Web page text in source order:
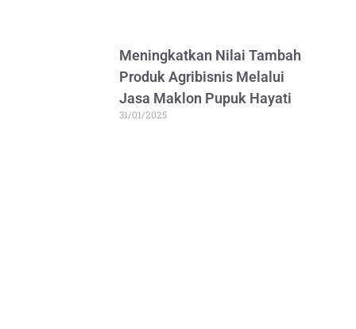
Meningkatkan Nilai Tambah
Produk Agribisnis Melalui
Jasa Maklon Pupuk Hayati
31/01/2025